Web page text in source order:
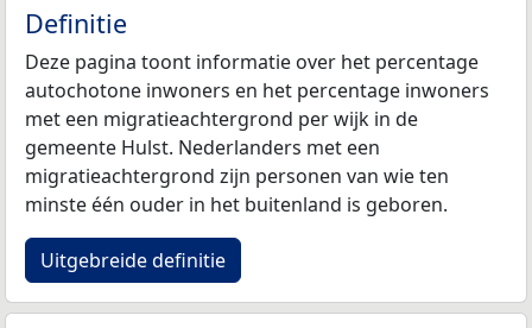
Definitie
Deze pagina toont informatie over het percentage
autochotone inwoners en het percentage inwoners
met een migratieachtergrond per wijk in de
gemeente Hulst. Nederlanders met een
migratieachtergrond zijn personen van wie ten
minste één ouder in het buitenland is geboren.
Uitgebreide definitie